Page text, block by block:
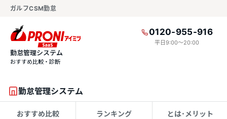
ガルフCSM勤怠
0120-955-916
平日9:00〜20:00
勤怠管理システム
おすすめ比較・診断
勤怠管理システム
おすすめ比較 ランキング とは･メリット